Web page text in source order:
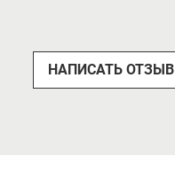
НАПИСАТЬ ОТЗЫВ